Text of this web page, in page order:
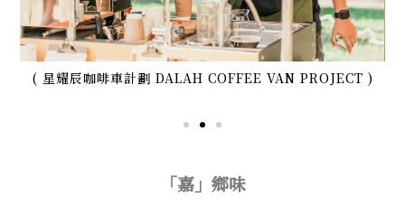
( 星耀辰咖啡車計劃 DALAH COFFEE VAN PROJECT )
「嘉」鄉味